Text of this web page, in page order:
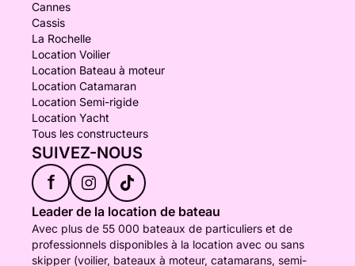
Cannes
Cassis
La Rochelle
Location Voilier
Location Bateau à moteur
Location Catamaran
Location Semi-rigide
Location Yacht
Tous les constructeurs
SUIVEZ-NOUS
f
Leader de la location de bateau
Avec plus de 55 000 bateaux de particuliers et de
professionnels disponibles à la location avec ou sans
skipper (voilier, bateaux à moteur, catamarans, semi-